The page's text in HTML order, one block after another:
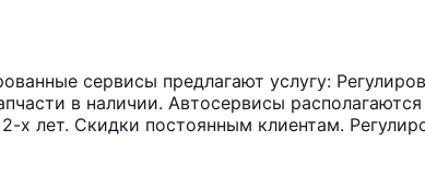
сервисы предлагают услугу:
в наличии. Автосервисы
х лет. Скидки постоянным клиентам.